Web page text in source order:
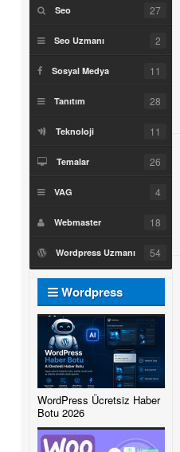
Seo 27
Seo Uzmanı 2
Sosyal Medya 11
Tanıtım 28
Teknoloji 11
Temalar 26
VAG 4
Webmaster 18
Wordpress Uzmanı 54
Wordpress
Uzmanı
WordPress Ücretsiz Haber
Botu 2026